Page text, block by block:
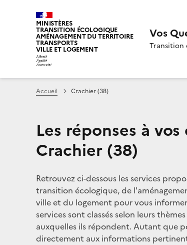
MINISTÈRES
TRANSITION ÉCOLOGIQUE
AMÉNAGEMENT DU TERRITOIRE
TRANSPORTS
VILLE ET LOGEMENT
Vos
Transition
Accueil Crachier (38)
Les réponses à
Crachier (38)
Retrouvez ci-dessous les services
transition écologique, de
ville et du logement pour vous
services sont classés selon leurs
auxquelles ils répondent. Autant que
directement aux informations